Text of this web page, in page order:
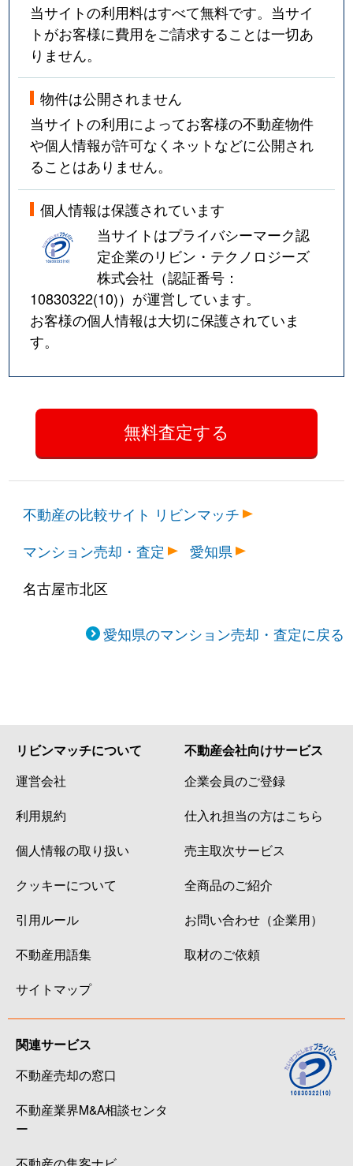
当サイトの利用料はすべて無料です。当サイ
トがお客様に費用をご請求することは一切あ
りません。
物件は公開されません
当サイトの利用によってお客様の不動産物件
や個人情報が許可なくネットなどに公開され
ることはありません。
個人情報は保護されています
当サイトはプライバシーマーク認
定企業のリビン・テクノロジーズ
株式会社（認証番号：
10830322(10)）が運営しています。
お客様の個人情報は大切に保護されていま
す。
不動産の比較サイト リビンマッチ
マンション売却・査定
愛知県
名古屋市北区
愛知県のマンション売却・査定に戻る
リビンマッチについて
運営会社
利用規約
個人情報の取り扱い
クッキーについて
引用ルール
不動産用語集
サイトマップ
不動産会社向けサービス
企業会員のご登録
仕入れ担当の方はこちら
売主取次サービス
全商品のご紹介
お問い合わせ（企業用）
取材のご依頼
関連サービス
不動産売却の窓口
不動産業界M&A相談センタ
ー